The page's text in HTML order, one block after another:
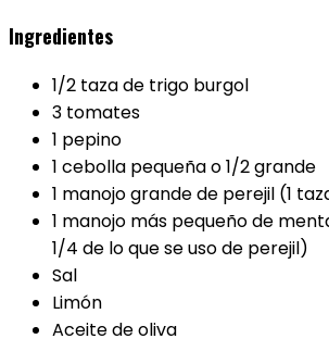
Ingredientes
1/2 taza de trigo burgol
3 tomates
1 pepino
1 cebolla pequeña o 1/2 grande
1 manojo grande de perejil (1
1 manojo más pequeño de
1/4 de lo que se uso de perejil)
Sal
Limón
Aceite de oliva